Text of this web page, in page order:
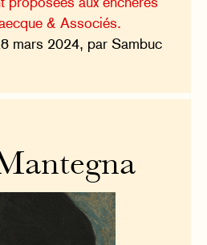
& Associés.
mars 2024, par Sambuc